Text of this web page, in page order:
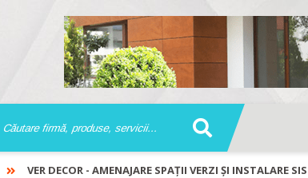
VER DECOR - AMENAJARE SPAȚII VERZI ȘI INSTALARE